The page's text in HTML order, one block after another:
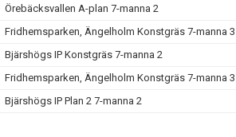
Örebäcksvallen A-plan 7-manna 2
Fridhemsparken, Ängelholm Konstgräs 7-manna 3
Bjärshögs IP Konstgräs 7-manna 2
Fridhemsparken, Ängelholm Konstgräs 7-manna 3
Bjärshögs IP Plan 2 7-manna 2